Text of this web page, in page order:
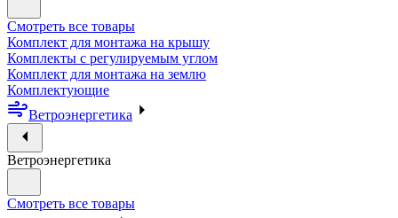
Смотреть все товары
Комплект для монтажа на крышу
Комплекты с регулируемым углом
Комплект для монтажа на землю
Комплектующие
Ветроэнергетика
Ветроэнергетика
Смотреть все товары